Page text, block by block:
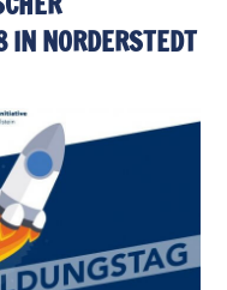
NORDERSTEDT